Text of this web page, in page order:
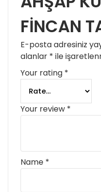
FİNCAN
E-posta adresiniz
alanlar * ile
Your rating *
Your review *
Name *